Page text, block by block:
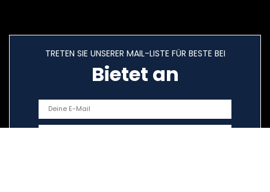
TRETEN SIE UNSERER MAIL-LISTE FÜR BESTE BEI
Bietet an